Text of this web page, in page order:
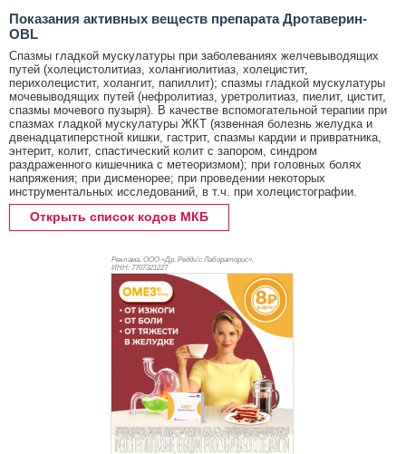
Показания активных веществ препарата Дротаверин-
OBL
Спазмы гладкой мускулатуры при заболеваниях желчевыводящих
путей (холецистолитиаз, холангиолитиаз, холецистит,
перихолецистит, холангит, папиллит); спазмы гладкой мускулатуры
мочевыводящих путей (нефролитиаз, уретролитиаз, пиелит, цистит,
спазмы мочевого пузыря). В качестве вспомогательной терапии при
спазмах гладкой мускулатуры ЖКТ (язвенная болезнь желудка и
двенадцатиперстной кишки, гастрит, спазмы кардии и привратника,
энтерит, колит, спастический колит с запором, синдром
раздраженного кишечника с метеоризмом); при головных болях
напряжения; при дисменорее; при проведении некоторых
инструментальных исследований, в т.ч. при холецистографии.
Открыть список кодов МКБ
Реклама. ООО «Др. Редди’с Лабораторис»,
ИНН: 7707321227